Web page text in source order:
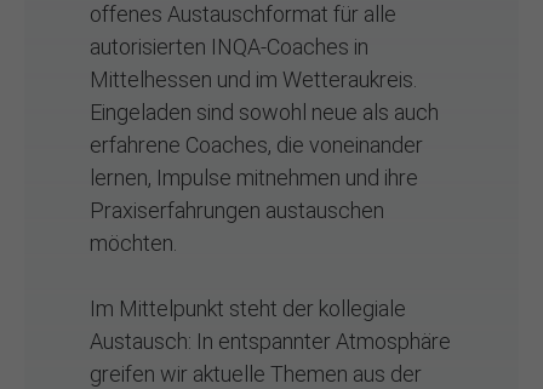
offenes Austauschformat für alle
autorisierten INQA-Coaches in
Mittelhessen und im Wetteraukreis.
Eingeladen sind sowohl neue als auch
erfahrene Coaches, die voneinander
lernen, Impulse mitnehmen und ihre
Praxiserfahrungen austauschen
möchten.
Im Mittelpunkt steht der kollegiale
Austausch: In entspannter Atmosphäre
greifen wir aktuelle Themen aus der